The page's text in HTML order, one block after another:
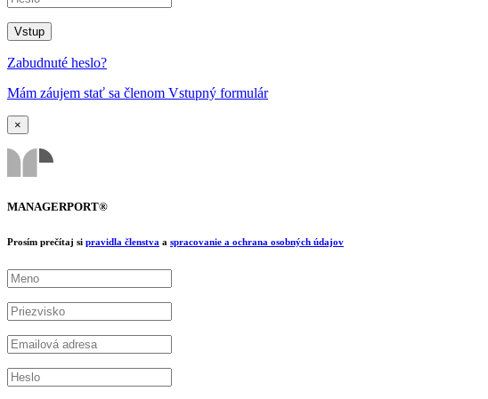
Zabudnuté heslo?
Mám záujem stať sa členom Vstupný formulár
×
MANAGERPORT®
Prosím prečítaj si pravidla členstva a spracovanie a ochrana osobných údajov